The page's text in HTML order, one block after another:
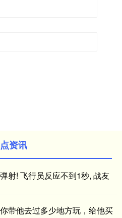
资讯
射! 飞行员反应不到1秒, 战友
带他去过多少地方玩，给他买